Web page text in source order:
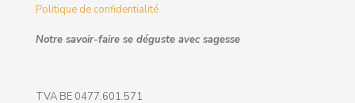
Politique de confidentialité
Notre savoir-faire se déguste avec sagesse
TVA BE 0477.601.571